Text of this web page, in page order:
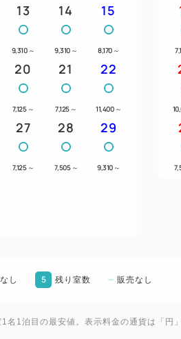
13
9,310 ～
14
9,310 ～
15
8,170 ～
20
7,125 ～
21
7,125 ～
22
11,400 ～
27
7,125 ～
28
7,505 ～
29
9,310 ～
し 5 残り室数 販売なし
1泊目の最安値。表示料金の通貨は「円」